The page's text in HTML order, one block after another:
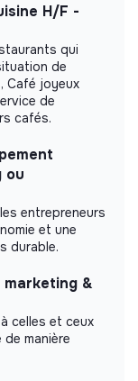
to us the
to obtain.
H/F -
qui
de
Café joyeux
de
cafés.
ou
entrepreneurs
et une
durable.
&
celles et ceux
manière